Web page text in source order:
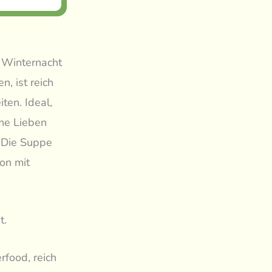
ist reich
Ideal,
Lieben
Suppe
mit
reich